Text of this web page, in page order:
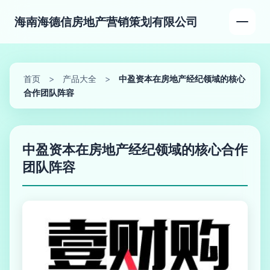
海南海德信房地产营销策划有限公司
首页 > 产品大全 >
中盈资本在房地产经纪领域的核心
合作团队阵容
中盈资本在房地产经纪领域的核心合作
团队阵容